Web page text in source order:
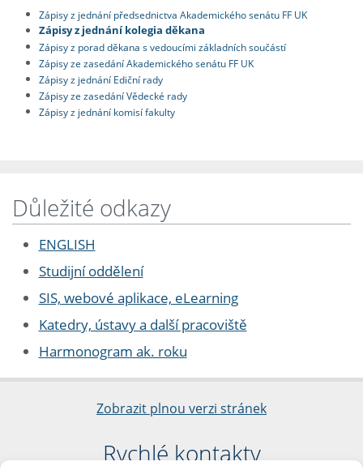
Zápisy z jednání předsednictva Akademického senátu FF UK
Zápisy z jednání kolegia děkana
Zápisy z porad děkana s vedoucími základních součástí
Zápisy ze zasedání Akademického senátu FF UK
Zápisy z jednání Ediční rady
Zápisy ze zasedání Vědecké rady
Zápisy z jednání komisí fakulty
Důležité odkazy
ENGLISH
Studijní oddělení
SIS, webové aplikace, eLearning
Katedry, ústavy a další pracoviště
Harmonogram ak. roku
Zobrazit plnou verzi stránek
Rychlé kontakty